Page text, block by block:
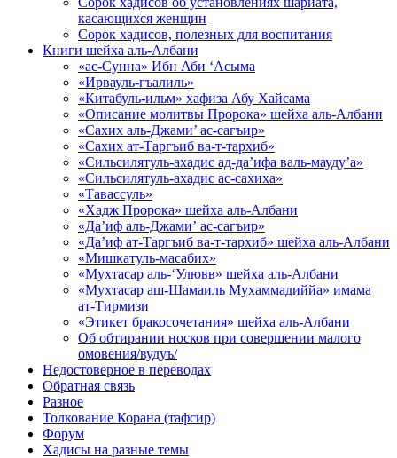
касающихся женщин
Сорок хадисов, полезных для воспитания
Книги шейха аль-Албани
«ас-Сунна» Ибн Аби ‘Асыма
«Ирвауль-гъалиль»
«Китабуль-ильм» хафиза Абу Хайсама
«Описание молитвы Пророка» шейха аль-Албани
«Сахих аль-Джами’ ас-сагъир»
«Сахих ат-Таргъиб ва-т-тархиб»
«Сильсилятуль-ахадис ад-да’ифа валь-мауду’а»
«Сильсилятуль-ахадис ас-сахиха»
«Тавассуль»
«Хадж Пророка» шейха аль-Албани
«Да’иф аль-Джами’ ас-сагъир»
«Да’иф ат-Таргъиб ва-т-тархиб» шейха аль-Албани
«Мишкатуль-масабих»
«Мухтасар аль-‘Улювв» шейха аль-Албани
«Мухтасар аш-Шамаиль Мухаммадиййа» имама
ат-Тирмизи
«Этикет бракосочетания» шейха аль-Албани
Об обтирании носков при совершении малого
омовения/вудуъ/
Недостоверное в переводах
Обратная связь
Разное
Толкование Корана (тафсир)
Форум
Хадисы на разные темы